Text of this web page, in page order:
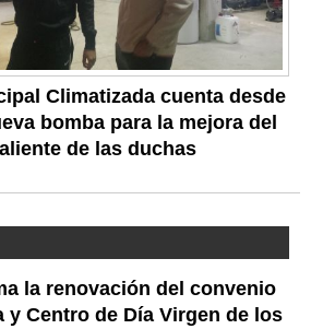
Climatizada cuenta desde
bomba para la mejora del
de las duchas
la renovación del convenio
y Centro de Día Virgen de los